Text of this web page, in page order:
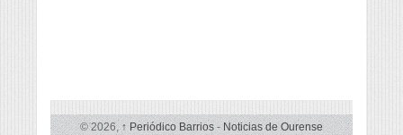
© 2026, ↑ Periódico Barrios- Noticias de Ourense